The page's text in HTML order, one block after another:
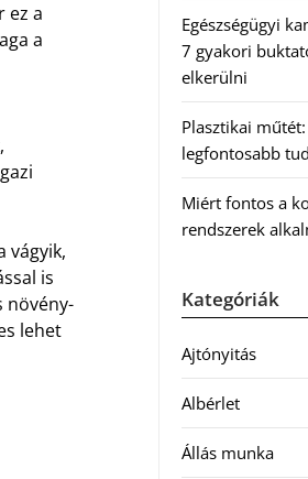
ez a
a
vágyik,
is
növény-
lehet
Egészségügyi
7 gyakori
elkerülni
Plasztikai
legfontosabb
Miért fontos a
rendszerek
Kategóriák
Ajtónyitás
Albérlet
Állás munka